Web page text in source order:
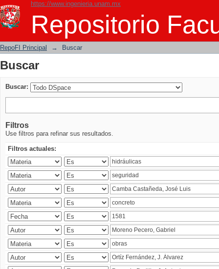
https://www.ingenieria.unam.mx
Repositorio
Buscar
RepoFI Principal → Buscar
Buscar
Buscar:
Filtros
Use filtros para refinar sus resultados.
Filtros actuales: